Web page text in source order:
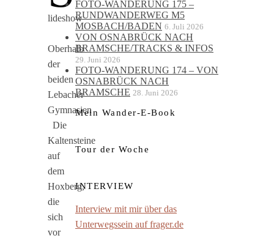
lideshow
Oberhalb
der
beiden
Lebacher
Gymnasien
Die
Kaltensteine
auf
dem
Hoxberg,
die
sich
vor
FOTO-WANDERUNG 175 –
RUNDWANDERWEG M5
MOSBACH/BADEN 6. Juli 2026
VON OSNABRÜCK NACH
BRAMSCHE/TRACKS & INFOS
29. Juni 2026
FOTO-WANDERUNG 174 – VON
OSNABRÜCK NACH
BRAMSCHE 28. Juni 2026
Mein Wander-E-Book
Tour der Woche
INTERVIEW
Interview mit mir über das
Unterwegssein auf frager.de